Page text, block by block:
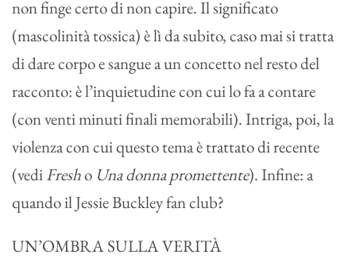
non finge certo di non capire. Il significato
(mascolinità tossica) è lì da subito, caso mai si tratta
di dare corpo e sangue a un concetto nel resto del
racconto: è l’inquietudine con cui lo fa a contare
(con venti minuti finali memorabili). Intriga, poi, la
violenza con cui questo tema è trattato di recente
(vediFresho Una donna promettente). Infine: a
quando il Jessie Buckley fan club?
UN’OMBRA SULLA VERITÀ